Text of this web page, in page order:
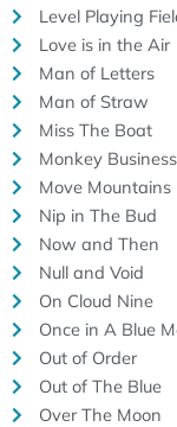
Level Playing
Love is in the Air
Man of Letters
Man of Straw
Miss The Boat
Monkey Business
Move Mountains
Nip in The Bud
Now and Then
Null and Void
On Cloud Nine
Once in A Blue
Out of Order
Out of The Blue
Over The Moon